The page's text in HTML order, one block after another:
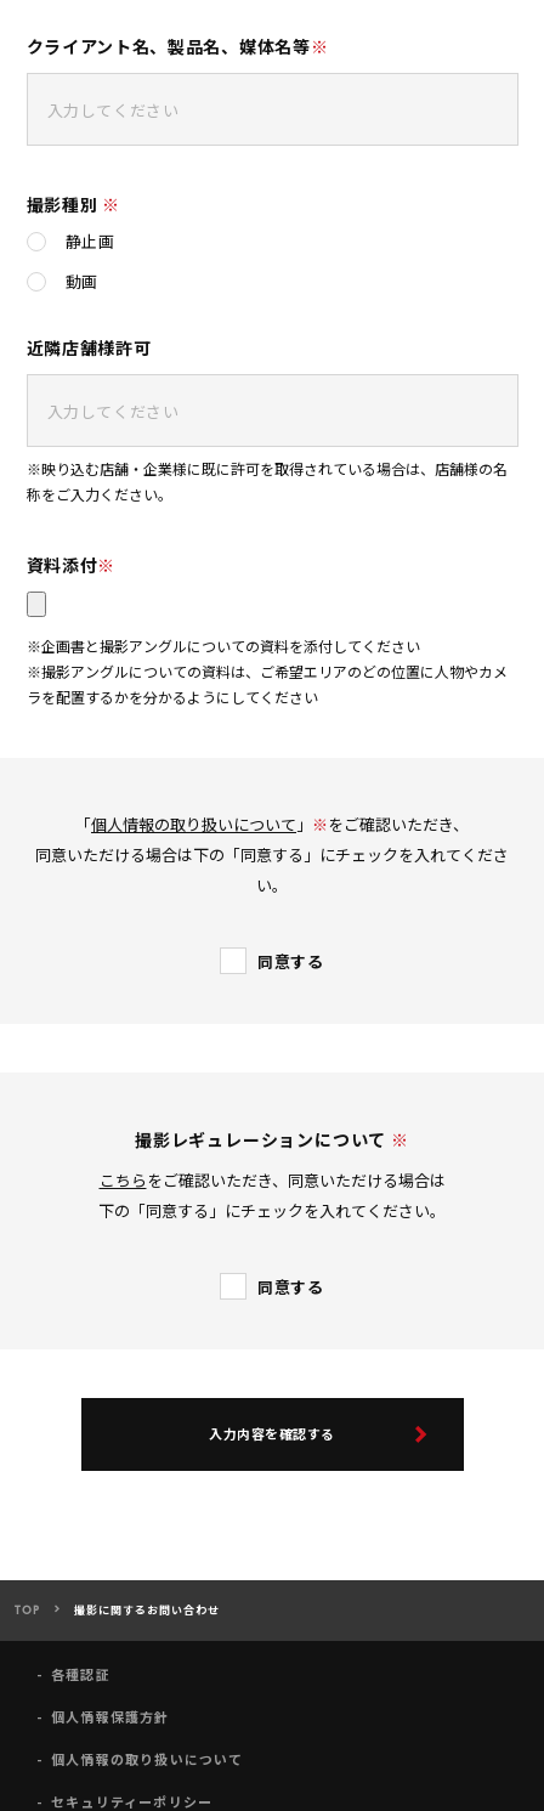
クライアント名、製品名、媒体名等※
撮影種別 ※
静止画
動画
近隣店舗様許可
※映り込む店舗・企業様に既に許可を取得されている場合は、店舗様の名
称をご入力ください。
資料添付※
※企画書と撮影アングルについての資料を添付してください
※撮影アングルについての資料は、ご希望エリアのどの位置に人物やカメ
ラを配置するかを分かるようにしてください
「個人情報の取り扱いについて 」 ※ をご確認いただき、
同意いただける場合は下の「同意する」にチェックを入れてくださ
い。
同意する
撮影レギュレーションについて ※
こちら をご確認いただき、同意いただける場合は
下の「同意する」にチェックを入れてください。
同意する
⼊⼒内容を確認する
TOP 撮影に関するお問い合わせ
各種認証
個人情報保護方針
個人情報の取り扱いについて
セキュリティーポリシー